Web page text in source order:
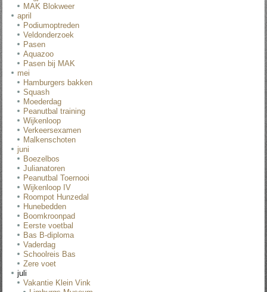
MAK Blokweer
april
Podiumoptreden
Veldonderzoek
Pasen
Aquazoo
Pasen bij MAK
mei
Hamburgers bakken
Squash
Moederdag
Peanutbal training
Wijkenloop
Verkeersexamen
Malkenschoten
juni
Boezelbos
Julianatoren
Peanutbal Toernooi
Wijkenloop IV
Roompot Hunzedal
Hunebedden
Boomkroonpad
Eerste voetbal
Bas B-diploma
Vaderdag
Schoolreis Bas
Zere voet
juli
Vakantie Klein Vink